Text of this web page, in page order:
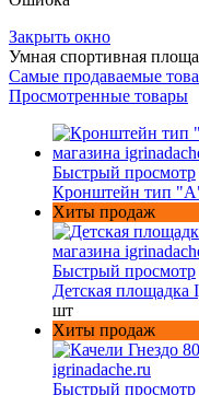
Закрыть окно
Умная спортивная
Самые продаваемые
Просмотренные товары
Быстрый просмотр
Кронштейн тип
Хиты продаж
Быстрый просмотр
Детская площадка
шт
Хиты продаж
Быстрый просмотр